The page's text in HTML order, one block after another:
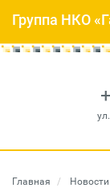
Группа НКО
Главная Новости